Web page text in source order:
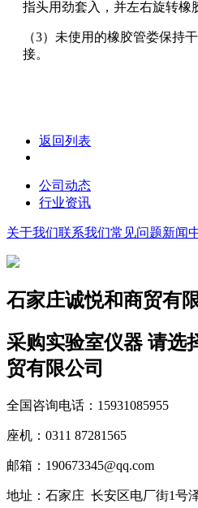
指头用劲套入，并左右旋转橡
（3）未使用的橡胶管娄保持
接。
返回列表
公司动态
行业资讯
关于我们联系我们常见问题新闻
石家庄诚悦和商贸有
采购实验室仪器 请选
贸有限公司
全国咨询电话：15931085955
座机：0311 87281565
邮箱：190673345@qq.com
地址： 石家庄 长安区电厂街1号